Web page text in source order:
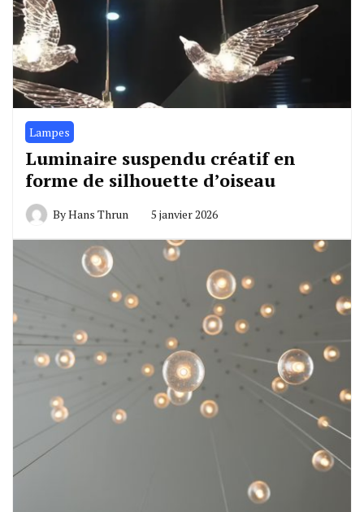
Lampes
Luminaire suspendu créatif en
forme de silhouette d’oiseau
ByHans Thrun 5 janvier 2026